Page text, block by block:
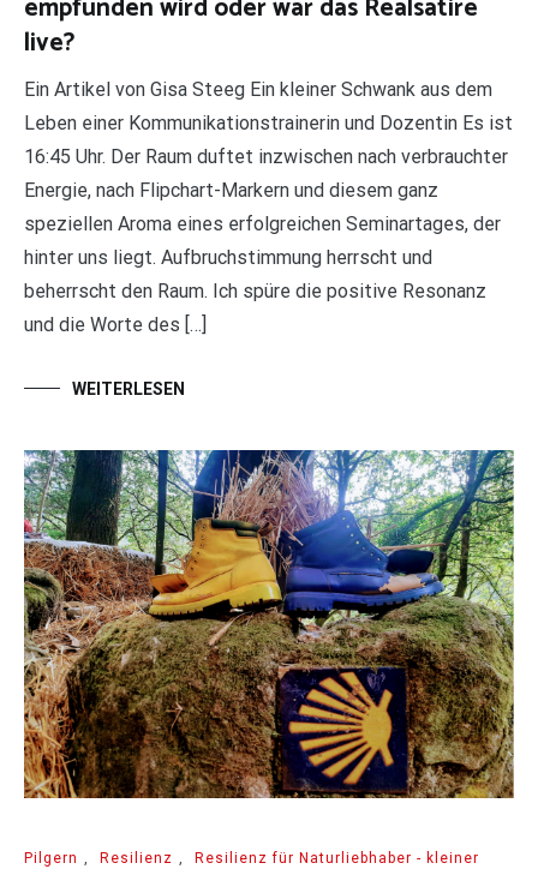
empfunden wird oder war das Realsatire
live?
Ein Artikel von Gisa Steeg Ein kleiner Schwank aus dem
Leben einer Kommunikationstrainerin und Dozentin Es ist
16:45 Uhr. Der Raum duftet inzwischen nach verbrauchter
Energie, nach Flipchart-Markern und diesem ganz
speziellen Aroma eines erfolgreichen Seminartages, der
hinter uns liegt. Aufbruchstimmung herrscht und
beherrscht den Raum. Ich spüre die positive Resonanz
und die Worte des […]
WEITERLESEN
Pilgern , Resilienz ,
Resilienz für Naturliebhaber - kleiner